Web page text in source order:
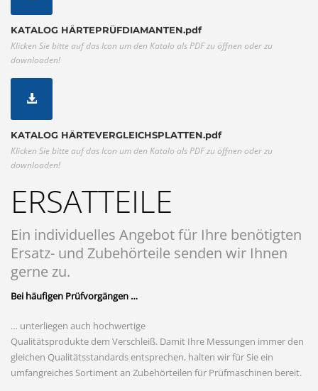
KATALOG HÄRTEPRÜFDIAMANTEN.pdf
Klicken Sie bitte auf das Icon um den Katalo als PDF zu öffnen oder zu
downloaden!
KATALOG HÄRTEVERGLEICHSPLATTEN.pdf
Klicken Sie bitte auf das Icon um den Katalo als PDF zu öffnen oder zu
downloaden!
ERSATTEILE
Ein individuelles Angebot für Ihre benötigten
Ersatz- und Zubehörteile senden wir Ihnen
gerne zu.
Bei häufigen Prüfvorgängen …
… unterliegen auch hochwertige
Qualitätsprodukte dem Verschleiß. Damit Ihre Messungen immer den
gleichen Qualitätsstandards entsprechen, halten wir für Sie ein
umfangreiches Sortiment an Zubehörteilen für Prüfmaschinen bereit.